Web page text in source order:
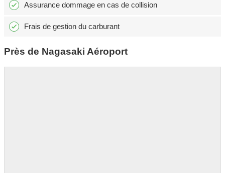
Assurance dommage en cas de collision
Frais de gestion du carburant
Près de Nagasaki Aéroport